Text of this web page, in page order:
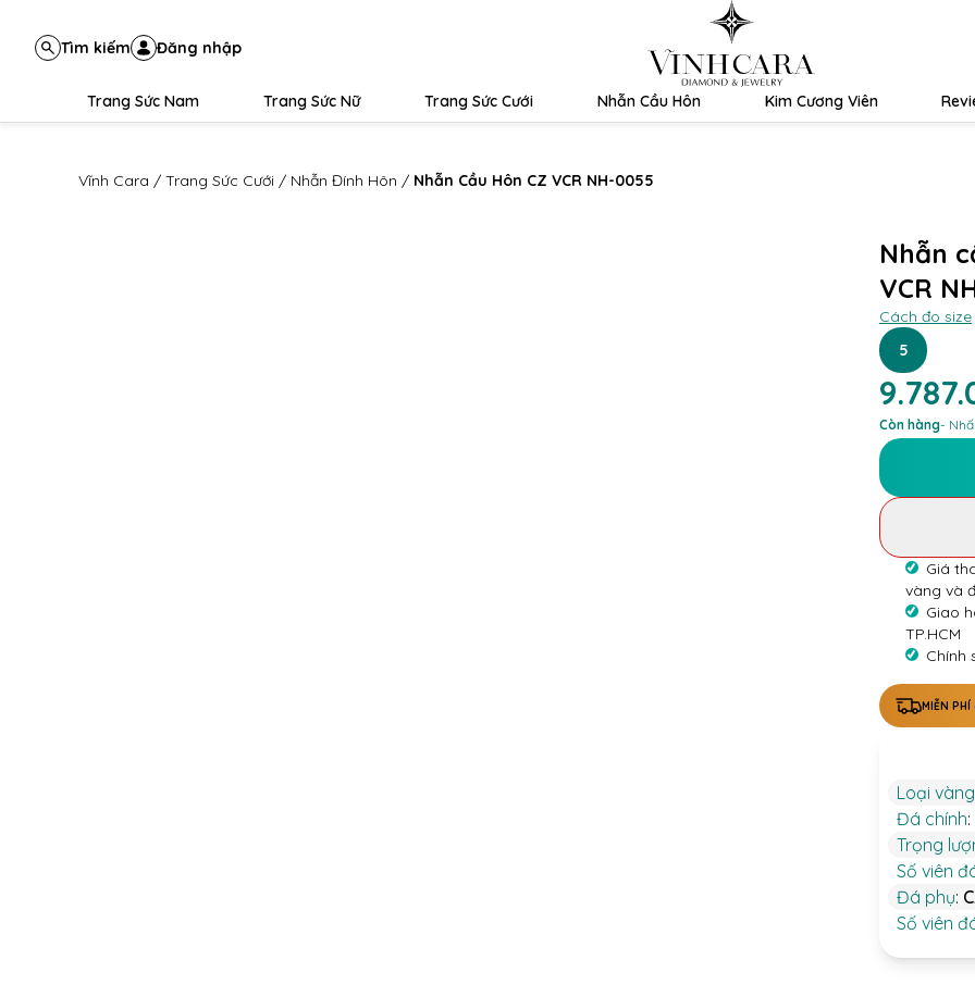
Tìm kiếm Đăng nhập
Trang Sức Nam Trang Sức Nữ Trang Sức Cưới Nhẫn Cầu Hôn Kim Cương Viên
Vĩnh Cara / Trang Sức Cưới / Nhẫn Đính Hôn / Nhẫn Cầu Hôn CZ VCR NH-0055
Nhẫn
VCR
Cách đo size
5
Còn hàng-
Giá
vàng và
Giao
TP.HCM
Chính
MIỄN
Loại vàng
Đá chính:
Trọng
Số viên
Đá phụ:
Số viên